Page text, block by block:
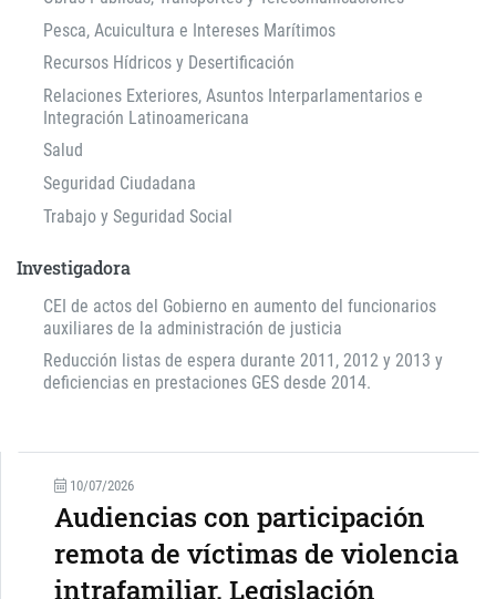
Pesca, Acuicultura e Intereses Marítimos
Recursos Hídricos y Desertificación
Relaciones Exteriores, Asuntos Interparlamentarios e
Integración Latinoamericana
Salud
Seguridad Ciudadana
Trabajo y Seguridad Social
Investigadora
CEI de actos del Gobierno en aumento del funcionarios
auxiliares de la administración de justicia
Reducción listas de espera durante 2011, 2012 y 2013 y
deficiencias en prestaciones GES desde 2014.
10/07/2026
Audiencias con participación
remota de víctimas de violencia
intrafamiliar. Legislación